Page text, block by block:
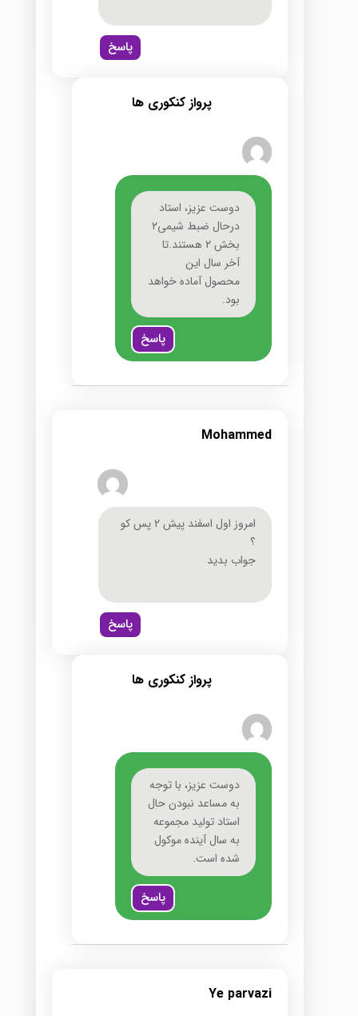
پاسخ
پرواز کنکوری ها
دوست عزیز، استاد
درحال ضبط شیمی۲
بخش ۲ هستند.تا
آخر سال این
محصول آماده خواهد
بود.
پاسخ
Mohammed
امروز اول اسفند پیش 2 پس کو
؟
جواب بدید
پاسخ
پرواز کنکوری ها
دوست عزیز، با توجه
به مساعد نبودن حال
استاد تولید مجموعه
به سال آینده موکول
شده است.
پاسخ
Ye parvazi